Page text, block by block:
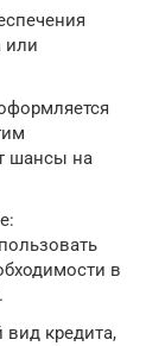
или
шансы на
в
вид кредита,